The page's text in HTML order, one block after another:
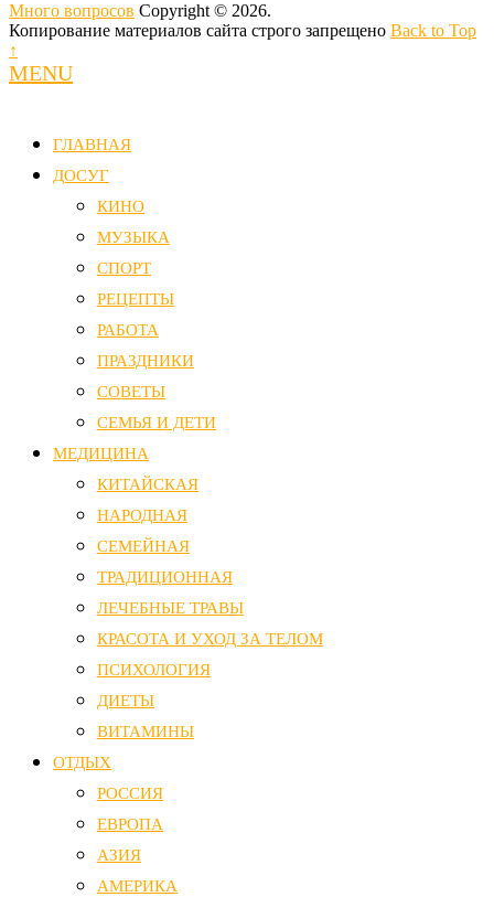
Много вопросов Copyright © 2026.
Копирование материалов сайта строго запрещено Back to Top
↑
MENU
ГЛАВНАЯ
ДОСУГ
КИНО
МУЗЫКА
СПОРТ
РЕЦЕПТЫ
РАБОТА
ПРАЗДНИКИ
СОВЕТЫ
СЕМЬЯ И ДЕТИ
МЕДИЦИНА
КИТАЙСКАЯ
НАРОДНАЯ
СЕМЕЙНАЯ
ТРАДИЦИОННАЯ
ЛЕЧЕБНЫЕ ТРАВЫ
КРАСОТА И УХОД ЗА ТЕЛОМ
ПСИХОЛОГИЯ
ДИЕТЫ
ВИТАМИНЫ
ОТДЫХ
РОССИЯ
ЕВРОПА
АЗИЯ
АМЕРИКА